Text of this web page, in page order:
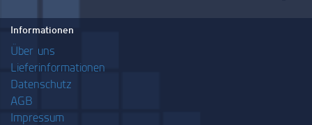
Informationen
Über uns
Lieferinformationen
Datenschutz
AGB
Impressum